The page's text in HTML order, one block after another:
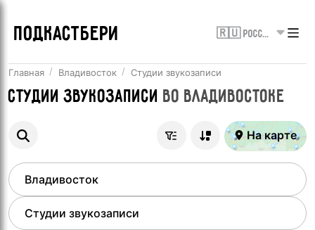
ПОДКАСТБЕРИ 🇷🇺 Россия
Главная Владивосток Студии звукозаписи
Студии звукозаписи во Владивостоке
На карте